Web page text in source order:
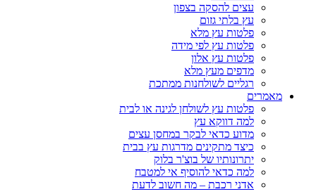
עצים להסקה בצפון
עץ בלתי גזום
פלטות עץ מלא
פלטות עץ לפי מידה
פלטות עץ אלון
מדפים מעץ מלא
רגליים לשולחנות ממתכת
מאמרים
פלטות עץ לשולחן לגינה או לבית
למה דווקא עץ
מדוע כדאי לבקר במחסן עצים
כיצד מתקינים מדרגות עץ בבית
יתרונותיו של בוצ'ר בלוק
למה כדאי להוסיף אי למטבח
אדני רכבת – מה חשוב לדעת